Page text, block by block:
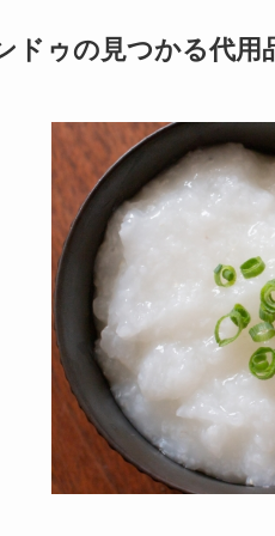
ドゥの見つかる代用